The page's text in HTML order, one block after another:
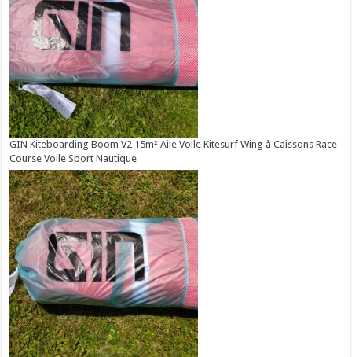
GIN Kiteboarding Boom V2 15m² Aile Voile Kitesurf Wing à Caissons Race
Course Voile Sport Nautique